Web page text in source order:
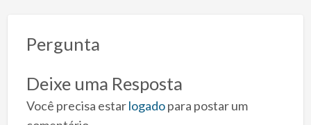
Pergunta
Deixe uma Resposta
Você precisa estarlogadopara postar um